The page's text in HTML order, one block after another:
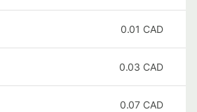
0.01 CAD
0.03 CAD
0.07 CAD